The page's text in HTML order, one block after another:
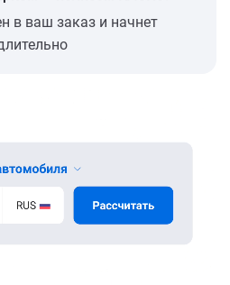
в ваш заказ и начнет